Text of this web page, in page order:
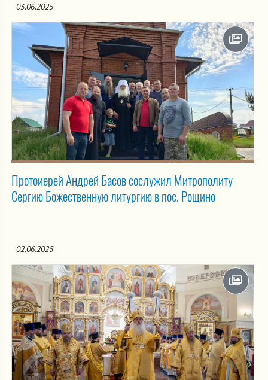
03.06.2025
Протоиерей Андрей Басов сослужил Митрополиту
Сергию Божественную литургию в пос. Рощино
02.06.2025